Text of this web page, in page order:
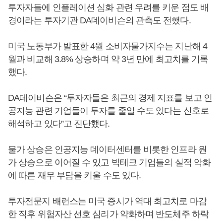
투자자들에 인플레이션 심화 관련 우려를 키운 점도 배
경이라는 투자기관 DA데이비슨의 관측도 전했다.
미국 노동부가 발표한 4월 소비자물가지수는 지난해 4
월과 비교해 3.8% 상승하며 약 3년 만에 최고치를 기록
했다.
DA데이비슨은 “투자자들은 최근의 경제 지표를 보고 인
공지능 관련 기업들이 투자를 줄일 수도 있다는 신호로
해석하고 있다”고 진단했다.
물가 상승은 인공지능 데이터센터를 비롯한 인프라 원
가 상승으로 이어질 수 있고 빅테크 기업들의 실적 악화
에 따른 재무 부담을 키울 수도 있다.
투자전문지 배런스는 미국 증시가 역대 최고치로 마감
한 직후 위험자산 선호 심리가 약화하며 반도체주 하락